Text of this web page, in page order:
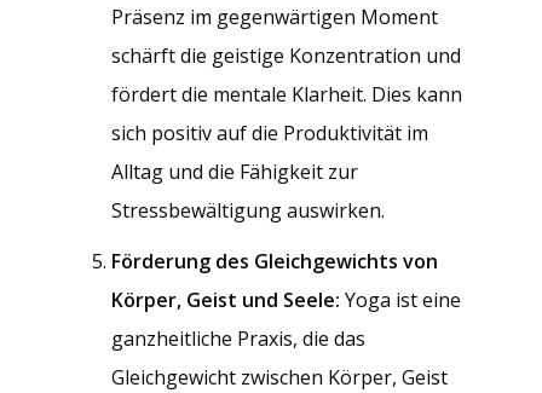
Präsenz im gegenwärtigen Moment
schärft die geistige Konzentration und
fördert die mentale Klarheit. Dies kann
sich positiv auf die Produktivität im
Alltag und die Fähigkeit zur
Stressbewältigung auswirken.
Förderung des Gleichgewichts von
Körper, Geist und Seele: Yoga ist eine
ganzheitliche Praxis, die das
Gleichgewicht zwischen Körper, Geist